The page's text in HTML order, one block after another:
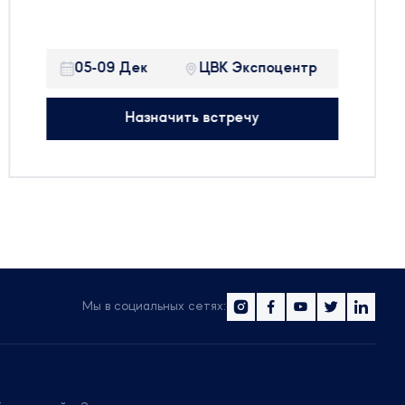
актуальные вопросы в регуляторной сфере.
05-09 Дек ЦВК Экспоцентр
Назначить встречу
Мы в социальных сетях: